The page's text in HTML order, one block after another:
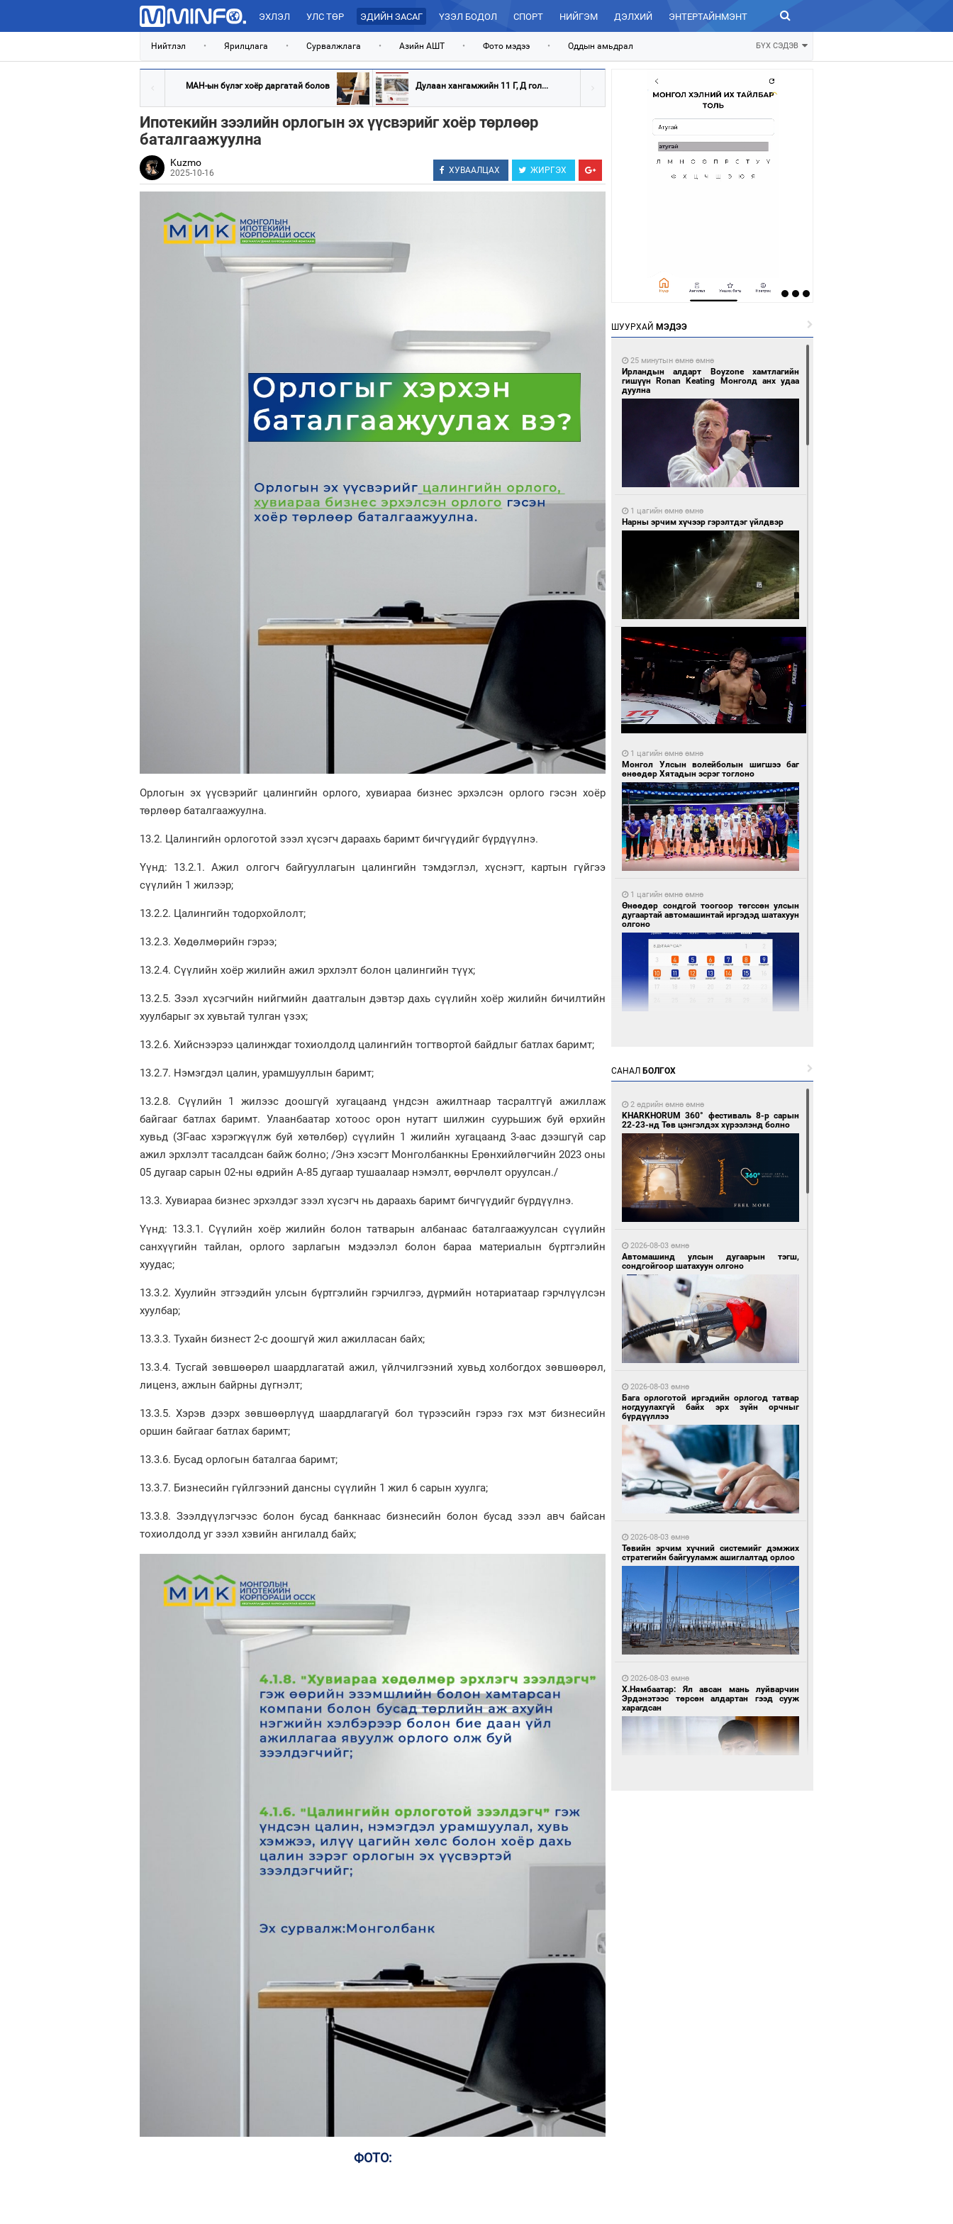
ЭХЛЭЛ УЛС ТӨР ЭДИЙН ЗАСАГ ҮЗЭЛ БОДОЛ СПОРТ НИЙГЭМ ДЭЛХИЙ ЭНТЕРТАЙНМЭНТ ЗУРХАЙ
Нийтлэл • Ярилцлага • Сурвалжлага • Азийн АШТ • Фото мэдээ • Оддын амьдрал БҮХ СЭДЭВ
МАН-ын бүлэг хоёр даргатай болов Дулаан хангамжийн 11 Г, Д гол...
Ипотекийн зээлийн орлогын эх үүсвэрийг хоёр төрлөөр
баталгаажуулна
Kuzmo
2025-10-16 ХУВААЛЦАХ ЖИРГЭХ
Орлогын эх үүсвэрийг цалингийн орлого, хувиараа бизнес эрхэлсэн орлого гэсэн хоёр
төрлөөр баталгаажуулна.
13.2. Цалингийн орлоготой зээл хүсэгч дараахь баримт бичгүүдийг бүрдүүлнэ.
Үүнд: 13.2.1. Ажил олгогч байгууллагын цалингийн тэмдэглэл, хүснэгт, картын гүйгээ
сүүлийн 1 жилээр;
13.2.2. Цалингийн тодорхойлолт;
13.2.3. Хөдөлмөрийн гэрээ;
13.2.4. Сүүлийн хоёр жилийн ажил эрхлэлт болон цалингийн түүх;
13.2.5. Зээл хүсэгчийн нийгмийн даатгалын дэвтэр дахь сүүлийн хоёр жилийн бичилтийн
хуулбарыг эх хувьтай тулган үзэх;
13.2.6. Хийснээрээ цалинждаг тохиолдолд цалингийн тогтвортой байдлыг батлах баримт;
13.2.7. Нэмэгдэл цалин, урамшууллын баримт;
13.2.8. Сүүлийн 1 жилээс доошгүй хугацаанд үндсэн ажилтнаар тасралтгүй ажиллаж
байгааг батлах баримт. Улаанбаатар хотоос орон нутагт шилжин суурьшиж буй өрхийн
хувьд (ЗГ-аас хэрэгжүүлж буй хөтөлбөр) сүүлийн 1 жилийн хугацаанд 3-аас дээшгүй сар
ажил эрхлэлт тасалдсан байж болно; /Энэ хэсэгт Монголбанкны Ерөнхийлөгчийн 2023 оны
05 дугаар сарын 02-ны өдрийн А-85 дугаар тушаалаар нэмэлт, өөрчлөлт оруулсан./
13.3. Хувиараа бизнес эрхэлдэг зээл хүсэгч нь дараахь баримт бичгүүдийг бүрдүүлнэ.
Үүнд: 13.3.1. Сүүлийн хоёр жилийн болон татварын албанаас баталгаажуулсан сүүлийн
санхүүгийн тайлан, орлого зарлагын мэдээлэл болон бараа материалын бүртгэлийн
хуудас;
13.3.2. Хуулийн этгээдийн улсын бүртгэлийн гэрчилгээ, дүрмийн нотариатаар гэрчлүүлсэн
хуулбар;
13.3.3. Тухайн бизнест 2-с доошгүй жил ажилласан байх;
13.3.4. Тусгай зөвшөөрөл шаардлагатай ажил, үйлчилгээний хувьд холбогдох зөвшөөрөл,
лиценз, ажлын байрны дүгнэлт;
13.3.5. Хэрэв дээрх зөвшөөрлүүд шаардлагагүй бол түрээсийн гэрээ гэх мэт бизнесийн
оршин байгааг батлах баримт;
13.3.6. Бусад орлогын баталгаа баримт;
13.3.7. Бизнесийн гүйлгээний дансны сүүлийн 1 жил 6 сарын хуулга;
13.3.8. Зээлдүүлэгчээс болон бусад банкнаас бизнесийн болон бусад зээл авч байсан
тохиолдолд уг зээл хэвийн ангилалд байх;
ФОТО:
ШУУРХАЙ МЭДЭЭ
25 минутын өмнө өмнө
Ирландын алдарт Boyzone хамтлагийн
гишүүн Ronan Keating Монголд анх удаа
дуулна
1 цагийн өмнө өмнө
Нарны эрчим хүчээр гэрэлтдэг үйлдвэр
1 цагийн өмнө өмнө
Монгол Улсын волейболын шигшээ баг
өнөөдөр Хятадын эсрэг тоглоно
1 цагийн өмнө өмнө
Өнөөдөр сондгой тоогоор төгссөн улсын
дугаартай автомашинтай иргэдэд шатахуун
олгоно
тэнгэрийг тахих тахилгад оролцлоо
2 цагийн өмнө өмнө
Зургаан цагаан мэнгэтэй харагчин үхэр
өдөр
2 цагийн өмнө өмнө
Бороо орохгүй, өдөртөө 28-30 хэм дулаан
байна
15 цагийн өмнө өмнө
Бүх төрлийн шатахууны импортыг шуурхай
тээвэрлэхэд гурван яам хамтран ажиллана
16 цагийн өмнө өмнө
МИАТ ТӨХК “Боинг” компанитай хамтын
ажиллагаагаа өргөжүүлнэ
САНАЛ БОЛГОХ
2 өдрийн өмнө өмнө
KHARKHORUM 360° фестиваль 8-р сарын
22-23-нд Төв цэнгэлдэх хүрээлэнд болно
2026-08-03 өмнө
Автомашинд улсын дугаарын тэгш,
сондгойгоор шатахуун олгоно
2026-08-03 өмнө
Бага орлоготой иргэдийн орлогод татвар
ногдуулахгүй байх эрх зүйн орчныг
бүрдүүллээ
2026-08-03 өмнө
Төвийн эрчим хүчний системийг дэмжих
стратегийн байгууламж ашиглалтад орлоо
2026-08-03 өмнө
Х.Нямбаатар: Ял авсан мань луйварчин
Эрдэнэтээс төрсөн алдартан гээд сууж
харагдсан